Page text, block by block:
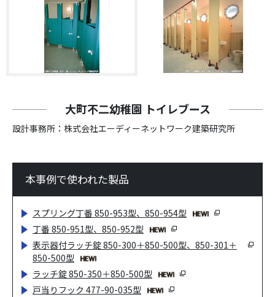
大町不二幼稚園 トイレブース
設計事務所：株式会社エーディーネットワーク建築研究所
本事例で使われた製品
スプリング丁番 850-953型、850-954型
丁番 850-951型、850-952型
表示器付ラッチ錠 850-300＋850-500型、850-301＋
850-500型
ラッチ錠 850-350＋850-500型
戸当りフック 477-90-035型